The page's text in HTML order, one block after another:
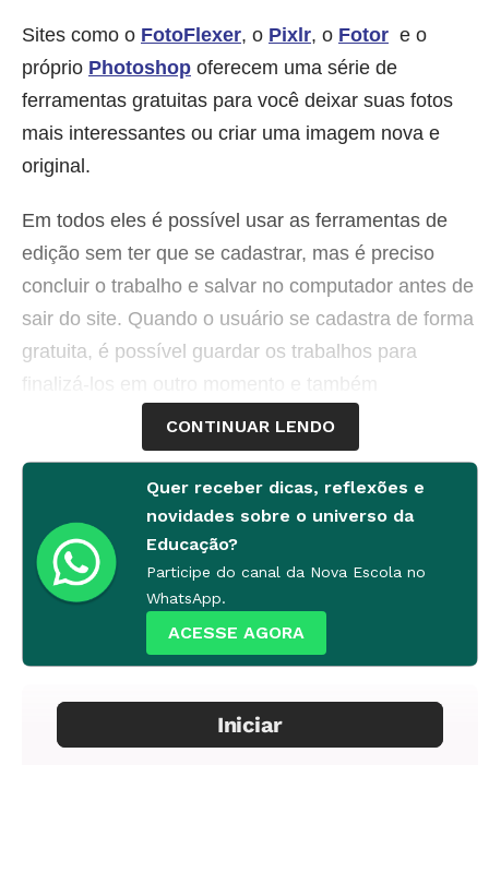
Sites como o FotoFlexer, o Pixlr, o Fotor e o
próprio Photoshop oferecem uma série de
ferramentas gratuitas para você deixar suas fotos
mais interessantes ou criar uma imagem nova e
original.
Em todos eles é possível usar as ferramentas de
edição sem ter que se cadastrar, mas é preciso
concluir o trabalho e salvar no computador antes de
sair do site. Quando o usuário se cadastra de forma
gratuita, é possível guardar os trabalhos para
finalizá-los em outro momento e também
compartilhar suas criações nas redes sociais.
Apenas o Photoshop não oferece a opção de outros
idiomas além do inglês. Para facilitar sua
experiência, nos outros sites, procure pelo botão
Languageno menu do aplicativo e escolha a opção
Português do Brasilou busque a bandeirinha do
Brasil (no rodapé do FotoFlexer, por exemplo).
vermelhos de alguém, eliminar algum detalhe
CONTINUAR LENDO
Quer receber dicas, reflexões e
novidades sobre o universo da
Educação?
Participe do canal da Nova Escola no
WhatsApp.
ACESSE AGORA